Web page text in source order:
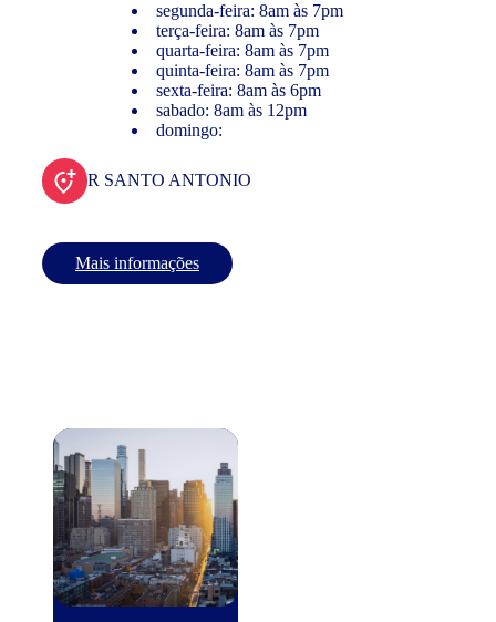
segunda-feira: 8am às 7pm
terça-feira: 8am às 7pm
quarta-feira: 8am às 7pm
quinta-feira: 8am às 7pm
sexta-feira: 8am às 6pm
sabado: 8am às 12pm
domingo:
R SANTO ANTONIO
Mais informações